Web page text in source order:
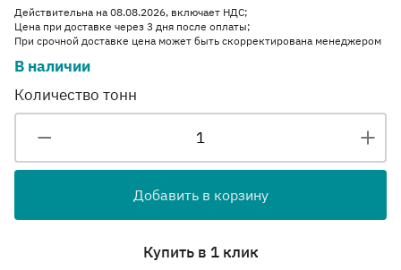
Действительна на 08.08.2026, включает НДС;
Цена при доставке через 3 дня после оплаты;
При срочной доставке цена может быть скорректирована менеджером
В наличии
Количество тонн
Добавить в корзину
Купить в 1 клик